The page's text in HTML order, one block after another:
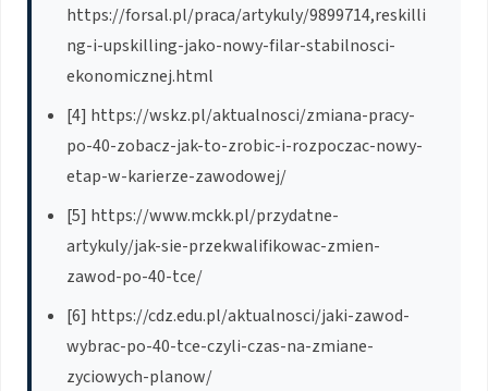
https://forsal.pl/praca/artykuly/9899714,reskilli
ng-i-upskilling-jako-nowy-filar-stabilnosci-
ekonomicznej.html
[4] https://wskz.pl/aktualnosci/zmiana-pracy-
po-40-zobacz-jak-to-zrobic-i-rozpoczac-nowy-
etap-w-karierze-zawodowej/
[5] https://www.mckk.pl/przydatne-
artykuly/jak-sie-przekwalifikowac-zmien-
zawod-po-40-tce/
[6] https://cdz.edu.pl/aktualnosci/jaki-zawod-
wybrac-po-40-tce-czyli-czas-na-zmiane-
zyciowych-planow/